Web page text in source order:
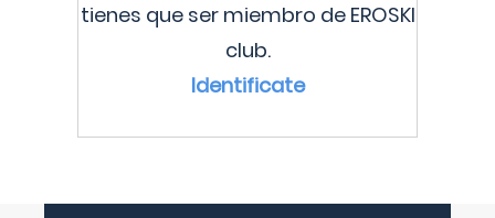
tienes que ser miembro de EROSKI
club.
Identificate